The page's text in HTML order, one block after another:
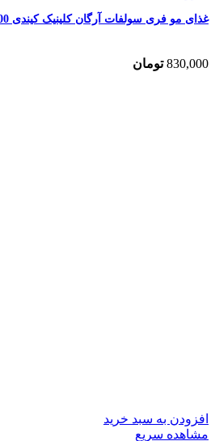
غذای مو فری سولفات آرگان کلینیک کیندی 400 میل
830,000 تومان
افزودن به سبد خرید
مشاهده سریع